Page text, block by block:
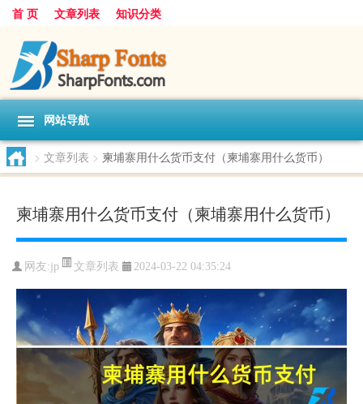
首 页 文章列表 知识分类
网站导航
> 文章列表 > 柬埔寨用什么货币支付（柬埔寨用什么货币）
柬埔寨用什么货币支付（柬埔寨用什么货币）
网友:jp 文章列表 2024-03-22 04:35:24